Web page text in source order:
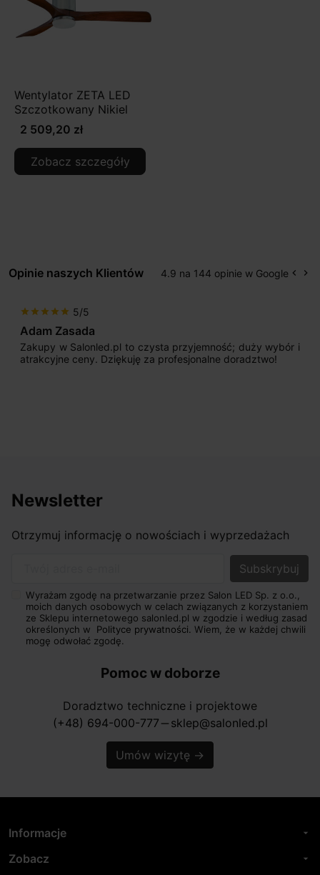
Wentylator ZETA LED
Szczotkowany Nikiel
2 509,20 zł
Zobacz szczegóły
Opinie naszych Klientów 4.9 na 144 opinie w Google keyboard_arrow_left keyboard_arrow_right
star star star star star 5/5
Adam Zasada
Zakupy w Salonled.pl to czysta przyjemność; duży wybór i
atrakcyjne ceny. Dziękuję za profesjonalne doradztwo!
Newsletter
Otrzymuj informację o nowościach i wyprzedażach
Wyrażam zgodę na przetwarzanie przez Salon LED Sp. z o.o.,
moich danych osobowych w celach związanych z korzystaniem
ze Sklepu internetowego salonled.pl w zgodzie i według zasad
określonych w Polityce prywatności. Wiem, że w każdej chwili
mogę odwołać zgodę.
Pomoc w doborze
Doradztwo techniczne i projektowe
(+48) 694-000-777 horizontal_rule sklep@salonled.pl
Umów wizytę →
Informacje arrow_drop_down
Zobacz arrow_drop_down